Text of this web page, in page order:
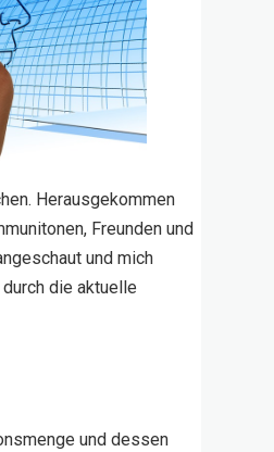
Herausgekommen
Freunden und
und mich
die aktuelle
und dessen